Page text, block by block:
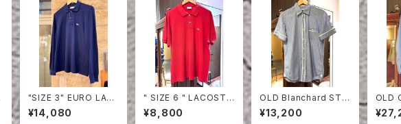
"SIZE 3" EURO LAC
OSTE POLO SHIRT
LONG SLEEVE
¥14,080
" SIZE 6 " LACOSTE
POLO SHIRT RED
¥8,800
OLD Blanchard STRI
PE COTTON HALF S
LEEVE SHIRT
¥13,200
OLD
ON